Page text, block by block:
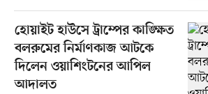
হোয়াইট হাউসে ট্রাম্পের কাঙ্ক্ষিত
বলরুমের নির্মাণকাজ আটকে
দিলেন ওয়াশিংটনের আপিল
আদালত